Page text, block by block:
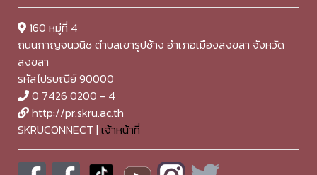
160 หมู่ที่ 4
ถนนกาญจนวนิช ตำบลเขารูปช้าง อำเภอเมืองสงขลา จังหวัด
สงขลา
รหัสไปรษณีย์ 90000
0 7426 0200 - 4
http://pr.skru.ac.th
SKRUCONNECT | เจ้าหน้าที่